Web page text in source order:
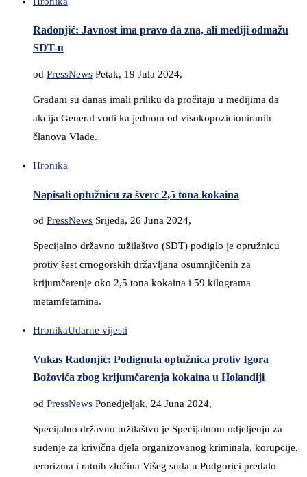
Radonjić: Javnost ima pravo da zna, ali mediji odmažu
SDT-u
od PressNews Petak, 19 Jula 2024,
Građani su danas imali priliku da pročitaju u medijima da
akcija General vodi ka jednom od visokopozicioniranih
članova Vlade.
Hronika
Napisali optužnicu za šverc 2,5 tona kokaina
od PressNews Srijeda, 26 Juna 2024,
Specijalno državno tužilaštvo (SDT) podiglo je opružnicu
protiv šest crnogorskih državljana osumnjičenih za
krijumčarenje oko 2,5 tona kokaina i 59 kilograma
metamfetamina.
HronikaUdarne vijesti
Vukas Radonjić: Podignuta optužnica protiv Igora
Božovića zbog krijumčarenja kokaina u Holandiji
od PressNews Ponedjeljak, 24 Juna 2024,
Specijalno državno tužilaštvo je Specijalnom odjeljenju za
suđenje za krivična djela organizovanog kriminala, korupcije,
terorizma i ratnih zločina Višeg suda u Podgorici predalo